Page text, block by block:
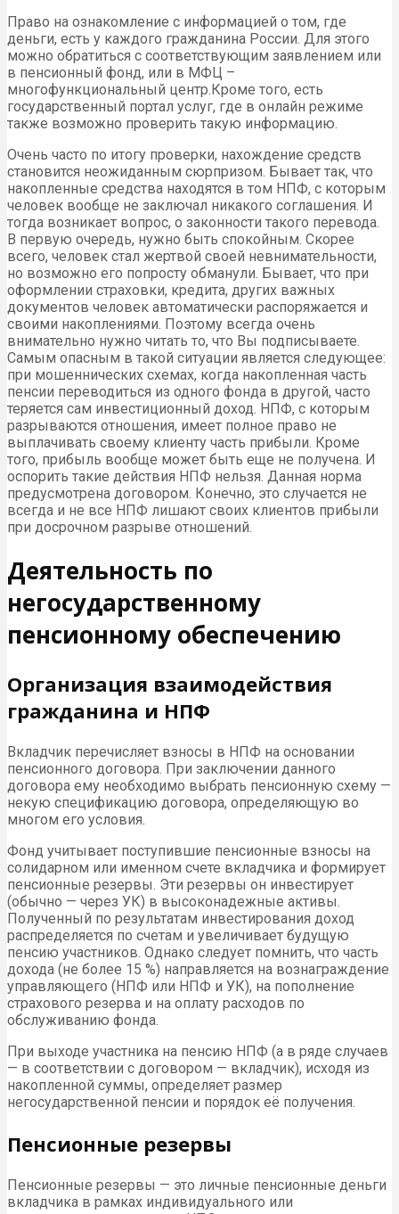
Право на ознакомление с информацией о том, где
деньги, есть у каждого гражданина России. Для этого
можно обратиться с соответствующим заявлением или
в пенсионный фонд, или в МФЦ –
многофункциональный центр.Кроме того, есть
государственный портал услуг, где в онлайн режиме
также возможно проверить такую информацию.
Очень часто по итогу проверки, нахождение средств
становится неожиданным сюрпризом. Бывает так, что
накопленные средства находятся в том НПФ, с которым
человек вообще не заключал никакого соглашения. И
тогда возникает вопрос, о законности такого перевода.
В первую очередь, нужно быть спокойным. Скорее
всего, человек стал жертвой своей невнимательности,
но возможно его попросту обманули. Бывает, что при
оформлении страховки, кредита, других важных
документов человек автоматически распоряжается и
своими накоплениями. Поэтому всегда очень
внимательно нужно читать то, что Вы подписываете.
Самым опасным в такой ситуации является следующее:
при мошеннических схемах, когда накопленная часть
пенсии переводиться из одного фонда в другой, часто
теряется сам инвестиционный доход. НПФ, с которым
разрываются отношения, имеет полное право не
выплачивать своему клиенту часть прибыли. Кроме
того, прибыль вообще может быть еще не получена. И
оспорить такие действия НПФ нельзя. Данная норма
предусмотрена договором. Конечно, это случается не
всегда и не все НПФ лишают своих клиентов прибыли
при досрочном разрыве отношений.
Деятельность по
негосударственному
пенсионному обеспечению
Организация взаимодействия
гражданина и НПФ
Вкладчик перечисляет взносы в НПФ на основании
пенсионного договора. При заключении данного
договора ему необходимо выбрать пенсионную схему —
некую спецификацию договора, определяющую во
многом его условия.
Фонд учитывает поступившие пенсионные взносы на
солидарном или именном счете вкладчика и формирует
пенсионные резервы. Эти резервы он инвестирует
(обычно — через УК) в высоконадежные активы.
Полученный по результатам инвестирования доход
распределяется по счетам и увеличивает будущую
пенсию участников. Однако следует помнить, что часть
дохода (не более 15 %) направляется на вознаграждение
управляющего (НПФ или НПФ и УК), на пополнение
страхового резерва и на оплату расходов по
обслуживанию фонда.
При выходе участника на пенсию НПФ (а в ряде случаев
— в соответствии с договором — вкладчик), исходя из
накопленной суммы, определяет размер
негосударственной пенсии и порядок её получения.
Пенсионные резервы
Пенсионные резервы — это личные пенсионные деньги
вкладчика в рамках индивидуального или